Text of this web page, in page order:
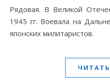
Рядовая. В Великой Отечественной войне с 1942 по
1945 гг. Воевала на
японских милитаристов.